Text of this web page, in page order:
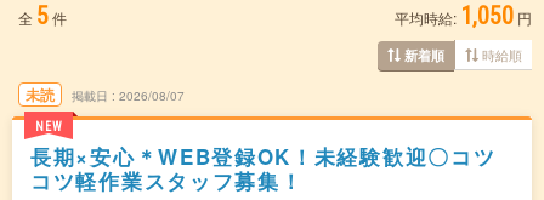
全 5件 平均時給: 1,050 円
新着順 時給順
未読
NEW
掲載日 2026/08/07
長期×安心＊WEB登録OK！未経験歓迎〇コツ
コツ軽作業スタッフ募集！